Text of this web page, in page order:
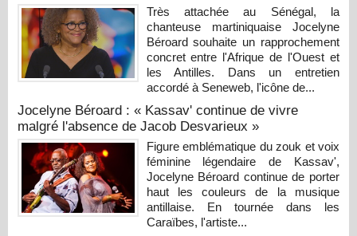
Très attachée au Sénégal, la
chanteuse martiniquaise Jocelyne
Béroard souhaite un rapprochement
concret entre l'Afrique de l'Ouest et
les Antilles. Dans un entretien
accordé à Seneweb, l'icône de...
Jocelyne Béroard : « Kassav' continue de vivre
malgré l'absence de Jacob Desvarieux »
Figure emblématique du zouk et voix
féminine légendaire de Kassav',
Jocelyne Béroard continue de porter
haut les couleurs de la musique
antillaise. En tournée dans les
Caraïbes, l'artiste...